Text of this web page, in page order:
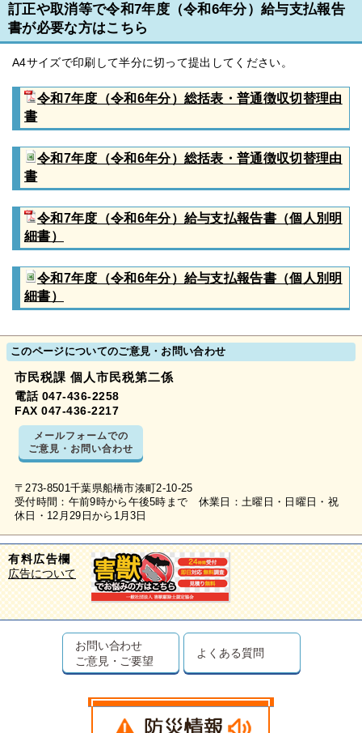
訂正や取消等で令和7年度（令和6年分）給与支払報告
書が必要な方はこちら
A4サイズで印刷して半分に切って提出してください。
令和7年度（令和6年分）総括表・普通徴収切替理由
書
令和7年度（令和6年分）総括表・普通徴収切替理由
書
令和7年度（令和6年分）給与支払報告書（個人別明
細書）
令和7年度（令和6年分）給与支払報告書（個人別明
細書）
このページについてのご意見・お問い合わせ
市民税課 個人市民税第二係
電話 047-436-2258
FAX 047-436-2217
メールフォームでの
ご意見・お問い合わせ
〒273-8501千葉県船橋市湊町2-10-25
受付時間：午前9時から午後5時まで 休業日：土曜日・日曜日・祝
休日・12月29日から1月3日
有料広告欄
広告について
お問い合わせ
ご意見・ご要望
よくある質問